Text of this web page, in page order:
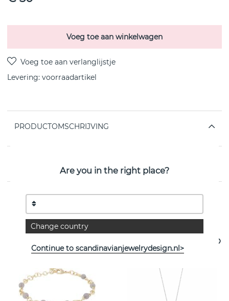
Voeg toe aan winkelwagen
Levering: voorraadartikel
PRODUCTOMSCHRIJVING
Bekijk meer artikelen
Are you in the right place?
Change country
Continue to scandinavianjewelrydesign.nl>